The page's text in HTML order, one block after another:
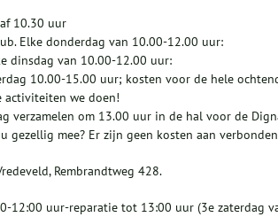
10.30 uur
Elke donderdag van 10.00-12.00 uur:
dinsdag van 10.00-12.00 uur:
10.00-15.00 uur; kosten voor de hele
we doen!
verzamelen om 13.00 uur in de hal voor de
gezellig mee? Er zijn geen kosten aan
Rembrandtweg 428.
12:00 uur-reparatie tot 13:00 uur (3e zaterdag